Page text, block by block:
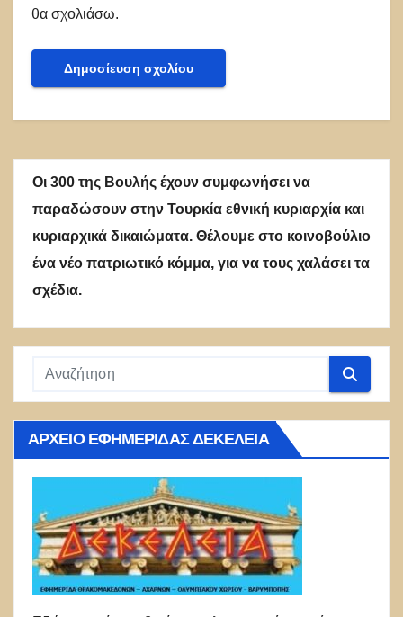
θα σχολιάσω.
Οι 300 της Βουλής έχουν συμφωνήσει να
παραδώσουν στην Τουρκία εθνική κυριαρχία και
κυριαρχικά δικαιώματα. Θέλουμε στο κοινοβούλιο
ένα νέο πατριωτικό κόμμα, για να τους χαλάσει τα
σχέδια.
ΑΡΧΕΊΟ ΕΦΗΜΕΡΊΔΑΣ ΔΕΚΈΛΕΙΑ